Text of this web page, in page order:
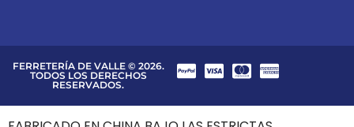
FERRETERÍA DE VALLE © 2026.
TODOS LOS DERECHOS
RESERVADOS.